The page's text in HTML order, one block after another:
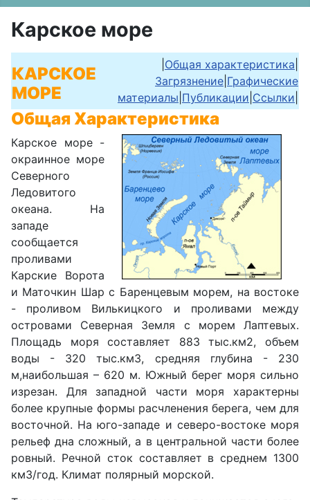
Карское море
КАРСКОЕ
МОРЕ
Общая характеристика
Загрязнение Графические
материалы Публикации Ссылки
Общая Характеристика
Карское море -
окраинное море
Северного
Ледовитого
океана. На
западе
сообщается
проливами
Карские Ворота
и Маточкин Шар с Баренцевым морем, на востоке
- проливом Вилькицкого и проливами между
островами Северная Земля c морем Лаптевых.
Площадь моря составляет 883 тыс.км2, объем
воды - 320 тыс.км3, средняя глубина - 230
м,наибольшая – 620 м. Южный берег моря сильно
изрезан. Для западной части моря характерны
более крупные формы расчленения берега, чем для
восточной. На юго-западе и северо-востоке моря
рельеф дна сложный, а в центральной части более
ровный. Речной сток составляет в среднем 1300
км3/год. Климат полярный морской.